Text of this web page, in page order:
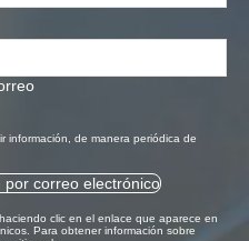
información, de manera periódica de
por correo electrónico
clic en el enlace que aparece en
Para obtener información sobre